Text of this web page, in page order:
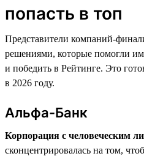
попасть в топ
Представители компаний-
решениями, которые помогли
и победить в Рейтинге. Это
в 2026 году.
Альфа-Банк
Корпорация с человеческим
сконцентрировалась на том,